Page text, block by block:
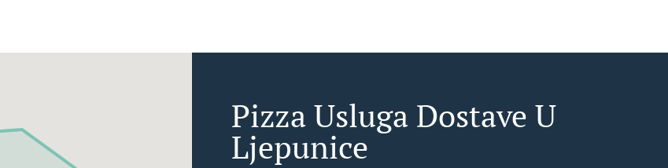
Pizza Usluga Dostave U
Ljepunice